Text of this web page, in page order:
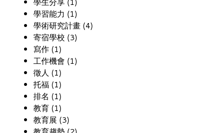
學習能力 (1)
學術研究計畫 (4)
寄宿學校 (3)
寫作 (1)
工作機會 (1)
徵人 (1)
托福 (1)
排名 (1)
教育 (1)
教育展 (3)